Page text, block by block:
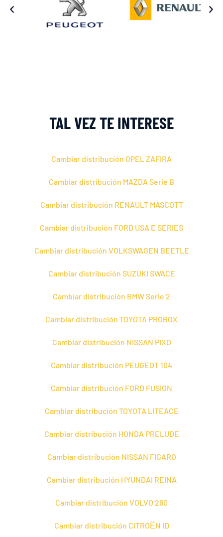
TAL VEZ TE INTERESE
Cambiar distribución OPEL ZAFIRA
Cambiar distribución MAZDA Serie B
Cambiar distribución RENAULT MASCOTT
Cambiar distribución FORD USA E SERIES
Cambiar distribución VOLKSWAGEN BEETLE
Cambiar distribución SUZUKI SWACE
Cambiar distribución BMW Serie 2
Cambiar distribución TOYOTA PROBOX
Cambiar distribución NISSAN PIXO
Cambiar distribución PEUGEOT 104
Cambiar distribución FORD FUSION
Cambiar distribución TOYOTA LITEACE
Cambiar distribución HONDA PRELUDE
Cambiar distribución NISSAN FIGARO
Cambiar distribución HYUNDAI REINA
Cambiar distribución VOLVO 260
Cambiar distribución CITROЁN ID